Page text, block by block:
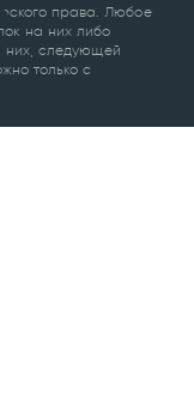
права. Любое
на них либо
них, следующей
только с